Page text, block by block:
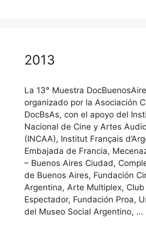
2013
La 13° Muestra
organizado por la Asociación
DocBsAs, con el apoyo del
Nacional de Cine y Artes
(INCAA), Institut Français
Embajada de Francia,
– Buenos Aires Ciudad,
de Buenos Aires, Fundación
Argentina, Arte Multiplex,
Espectador, Fundación Proa,
del Museo Social Argentino, …